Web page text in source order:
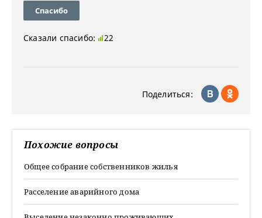
Спасибо
Сказали спасибо: 22
Поделиться:
Похожие вопросы
Общее собрание собственников жилья
Расселение аварийного дома